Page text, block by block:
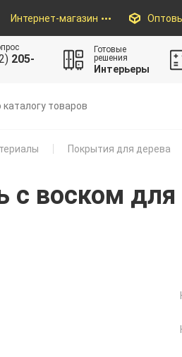
Интернет-магазин
205-
Готовые
решения
Интерьеры
Покрытия для дерева
с воском